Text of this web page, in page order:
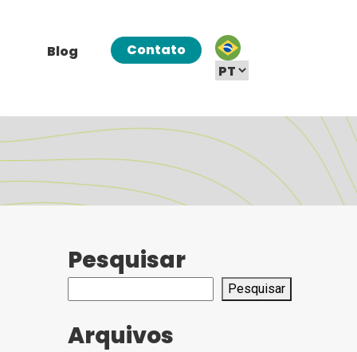
Blog Contato
Pesquisar
Pesquisar
Arquivos